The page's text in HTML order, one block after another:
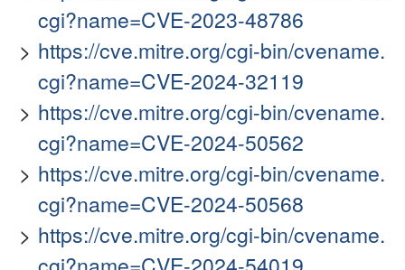
cgi?name=CVE-2023-48786
https://cve.mitre.org/cgi-bin/cvename.
cgi?name=CVE-2024-32119
https://cve.mitre.org/cgi-bin/cvename.
cgi?name=CVE-2024-50562
https://cve.mitre.org/cgi-bin/cvename.
cgi?name=CVE-2024-50568
https://cve.mitre.org/cgi-bin/cvename.